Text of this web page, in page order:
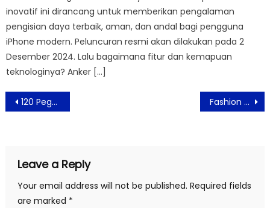
inovatif ini dirancang untuk memberikan pengalaman
pengisian daya terbaik, aman, dan andal bagi pengguna
iPhone modern. Peluncuran resmi akan dilakukan pada 2
Desember 2024. Lalu bagaimana fitur dan kemapuan
teknologinya? Anker […]
Post
navigation
120 Pegolf Ramaikan Turnamen Golf Swiss-Belresort Dago Heritage Fashion Designer Wignyo Rahadi 20 Tahun Berkarya Kreasi Kain Tenun
Leave a Reply
Your email address will not be published. Required fields
are marked *